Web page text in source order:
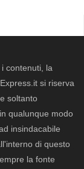
contenuti, la
si riserva
soltanto
qualunque modo
insindacabile
di questo
la fonte